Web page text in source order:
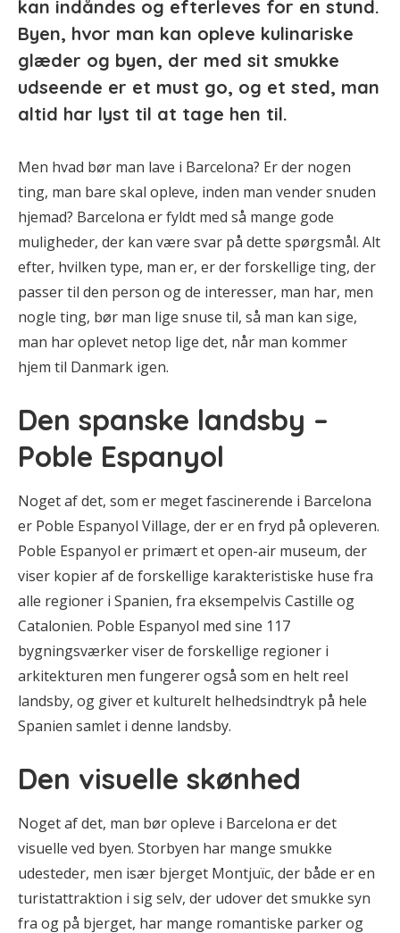
kan indåndes og efterleves for en stund.
Byen, hvor man kan opleve kulinariske
glæder og byen, der med sit smukke
udseende er et must go, og et sted, man
altid har lyst til at tage hen til.
Men hvad bør man lave i Barcelona? Er der nogen
ting, man bare skal opleve, inden man vender snuden
hjemad? Barcelona er fyldt med så mange gode
muligheder, der kan være svar på dette spørgsmål. Alt
efter, hvilken type, man er, er der forskellige ting, der
passer til den person og de interesser, man har, men
nogle ting, bør man lige snuse til, så man kan sige,
man har oplevet netop lige det, når man kommer
hjem til Danmark igen.
Den spanske landsby –
Poble Espanyol
Noget af det, som er meget fascinerende i Barcelona
er Poble Espanyol Village, der er en fryd på opleveren.
Poble Espanyol er primært et open-air museum, der
viser kopier af de forskellige karakteristiske huse fra
alle regioner i Spanien, fra eksempelvis Castille og
Catalonien. Poble Espanyol med sine 117
bygningsværker viser de forskellige regioner i
arkitekturen men fungerer også som en helt reel
landsby, og giver et kulturelt helhedsindtryk på hele
Spanien samlet i denne landsby.
Den visuelle skønhed
Noget af det, man bør opleve i Barcelona er det
visuelle ved byen. Storbyen har mange smukke
udesteder, men især bjerget Montjuïc, der både er en
turistattraktion i sig selv, der udover det smukke syn
fra og på bjerget, har mange romantiske parker og